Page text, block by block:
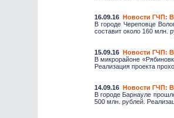
16.09.16 Новости ГЧП: В
В городе Череповце
составит около 160 млн.
15.09.16 Новости ГЧП:
В микрорайоне
Реализация проекта
14.09.16 Новости ГЧП:
В городе Барнауле
500 млн. рублей.